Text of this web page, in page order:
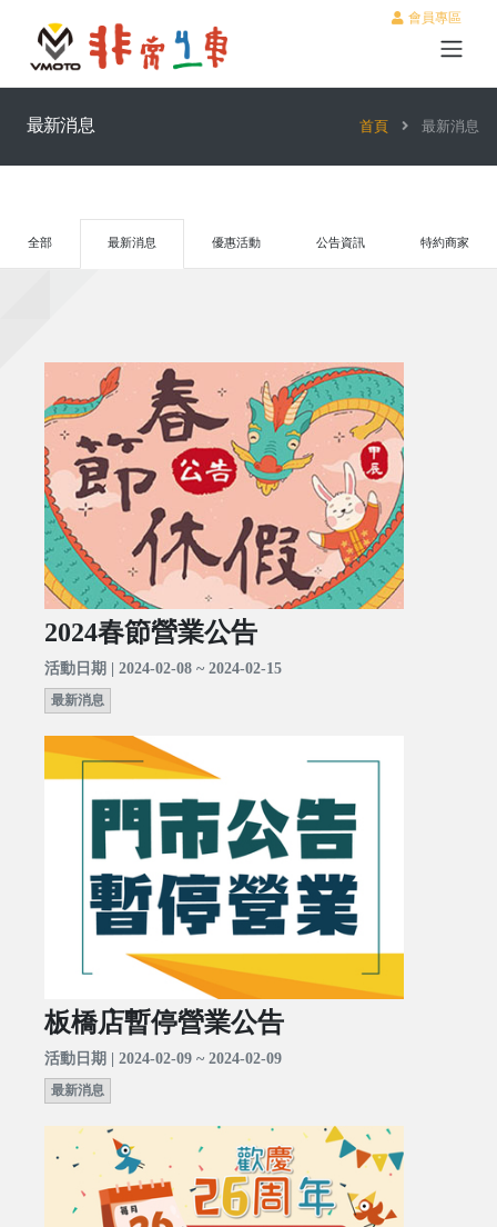
會員專區
最新消息 首頁 最新消息
全部 最新消息 優惠活動 公告資訊 特約商家
2024春節營業公告
活動日期 | 2024-02-08 ~ 2024-02-15
最新消息
板橋店暫停營業公告
活動日期 | 2024-02-09 ~ 2024-02-09
最新消息